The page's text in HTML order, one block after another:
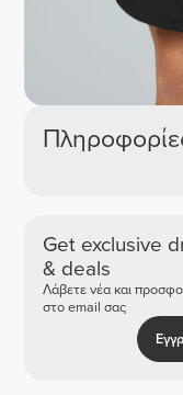
Get exclusive
& deals
Λάβετε νέα και
στο email σας